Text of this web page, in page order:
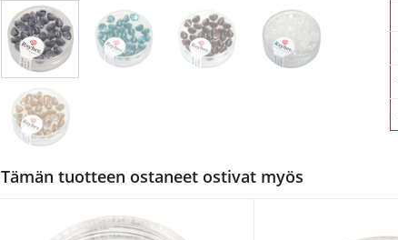
Tämän tuotteen ostaneet ostivat myös